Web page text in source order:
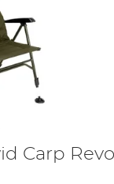
Carp